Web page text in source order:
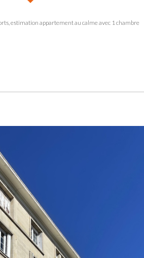
estimation appartement au calme avec 1 chambre